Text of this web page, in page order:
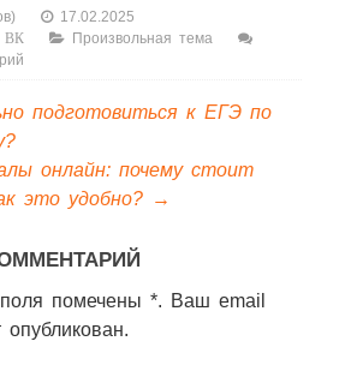
коснулись и
какие
17.02.2025
ВК
Произвольная тема
подготовиться к ЕГЭ по
онлайн: почему стоит
это удобно? →
помечены *. Ваш email